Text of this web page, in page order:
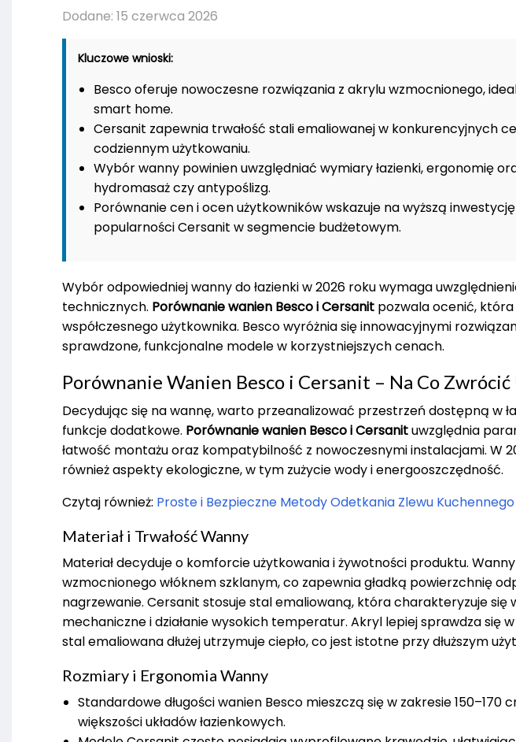
Dodane: 15 czerwca 2026
Kluczowe wnioski:
Besco oferuje nowoczesne rozwiązania z akrylu wzmocnionego,
smart home.
Cersanit zapewnia trwałość stali emaliowanej w konkurencyjnych
codziennym użytkowaniu.
Wybór wanny powinien uwzględniać wymiary łazienki, ergonomię
hydromasaż czy antypoślizg.
Porównanie cen i ocen użytkowników wskazuje na wyższą
popularności Cersanit w segmencie budżetowym.
Wybór odpowiedniej wanny do łazienki w 2026 roku wymaga
technicznych. Porównanie wanien Besco i Cersanit pozwala ocenić,
współczesnego użytkownika. Besco wyróżnia się innowacyjnymi
sprawdzone, funkcjonalne modele w korzystniejszych cenach.
Porównanie Wanien Besco i Cersanit – Na Co Zwrócić
Decydując się na wannę, warto przeanalizować przestrzeń dostępną w
funkcje dodatkowe. Porównanie wanien Besco i Cersanituwzględnia
łatwość montażu oraz kompatybilność z nowoczesnymi instalacjami. W
również aspekty ekologiczne, w tym zużycie wody i energooszczędność.
Czytaj również: Proste i Bezpieczne Metody Odetkania Zlewu
Materiał i Trwałość Wanny
Materiał decyduje o komforcie użytkowania i żywotności produktu.
wzmocnionego włóknem szklanym, co zapewnia gładką powierzchnię
nagrzewanie. Cersanit stosuje stal emaliowaną, która charakteryzuje się
mechaniczne i działanie wysokich temperatur. Akryl lepiej sprawdza się
stal emaliowana dłużej utrzymuje ciepło, co jest istotne przy dłuższym
Rozmiary i Ergonomia Wanny
Standardowe długości wanien Besco mieszczą się w zakresie 150–170
większości układów łazienkowych.